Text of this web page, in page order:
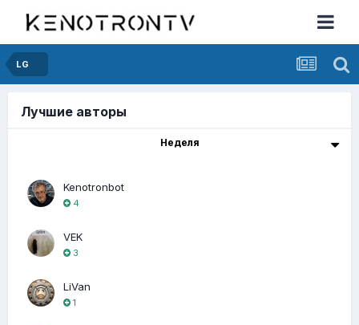
LG
Лучшие авторы
Неделя
Kenotronbot
4
VEK
3
LiVan
1